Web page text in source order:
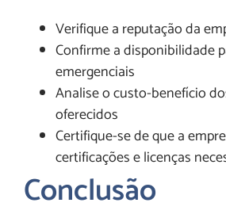
Verifique a reputação da
Confirme a disponibilidade
emergenciais
Analise o custo-benefício
oferecidos
Certifique-se de que a
certificações e licenças
Conclusão